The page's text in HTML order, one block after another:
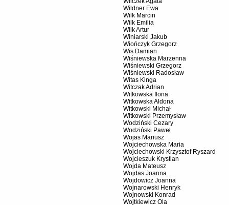
Wildner Ewa
Wilk Marcin
Wilk Emilia
Wilk Artur
Winiarski Jakub
Wiończyk Grzegorz
Wis Damian
Wiśniewska Marzenna
Wiśniewski Grzegorz
Wiśniewski Radosław
Witas Kinga
Witczak Adrian
Witkowska Ilona
Witkowska Aldona
Witkowski Michał
Witkowski Przemysław
Wodziński Cezary
Wodziński Paweł
Wojas Mariusz
Wojciechowska Maria
Wojciechowski Krzysztof Ryszard
Wojcieszuk Krystian
Wojda Mateusz
Wojdas Joanna
Wojdowicz Joanna
Wojnarowski Henryk
Wojnowski Konrad
Wojtkiewicz Ola